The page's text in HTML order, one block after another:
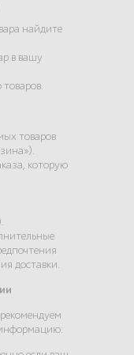
найдите
в вашу
товаров
которую
доставки.